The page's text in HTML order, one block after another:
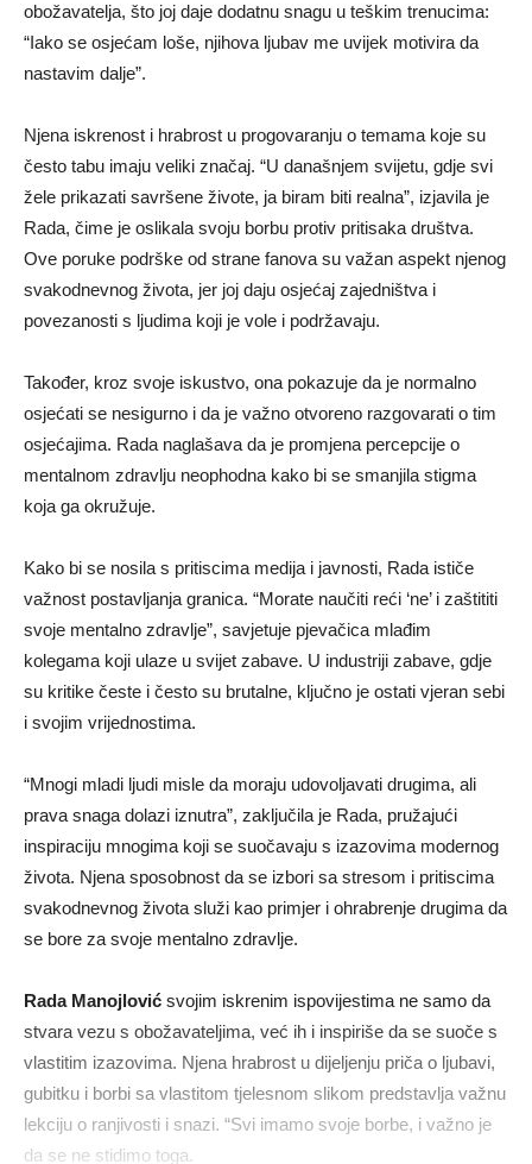
obožavatelja, što joj daje dodatnu snagu u teškim trenucima:
“Iako se osjećam loše, njihova ljubav me uvijek motivira da
nastavim dalje”.
Njena iskrenost i hrabrost u progovaranju o temama koje su
često tabu imaju veliki značaj. “U današnjem svijetu, gdje svi
žele prikazati savršene živote, ja biram biti realna”, izjavila je
Rada, čime je oslikala svoju borbu protiv pritisaka društva.
Ove poruke podrške od strane fanova su važan aspekt njenog
svakodnevnog života, jer joj daju osjećaj zajedništva i
povezanosti s ljudima koji je vole i podržavaju.
Također, kroz svoje iskustvo, ona pokazuje da je normalno
osjećati se nesigurno i da je važno otvoreno razgovarati o tim
osjećajima. Rada naglašava da je promjena percepcije o
mentalnom zdravlju neophodna kako bi se smanjila stigma
koja ga okružuje.
Kako bi se nosila s pritiscima medija i javnosti, Rada ističe
važnost postavljanja granica. “Morate naučiti reći ‘ne’ i zaštititi
svoje mentalno zdravlje”, savjetuje pjevačica mlađim
kolegama koji ulaze u svijet zabave. U industriji zabave, gdje
su kritike česte i često su brutalne, ključno je ostati vjeran sebi
i svojim vrijednostima.
“Mnogi mladi ljudi misle da moraju udovoljavati drugima, ali
prava snaga dolazi iznutra”, zaključila je Rada, pružajući
inspiraciju mnogima koji se suočavaju s izazovima modernog
života. Njena sposobnost da se izbori sa stresom i pritiscima
svakodnevnog života služi kao primjer i ohrabrenje drugima da
se bore za svoje mentalno zdravlje.
Rada Manojlović svojim iskrenim ispovijestima ne samo da
stvara vezu s obožavateljima, već ih i inspiriše da se suoče s
vlastitim izazovima. Njena hrabrost u dijeljenju priča o ljubavi,
gubitku i borbi sa vlastitom tjelesnom slikom predstavlja važnu
lekciju o ranjivosti i snazi. “Svi imamo svoje borbe, i važno je
da se ne stidimo toga.